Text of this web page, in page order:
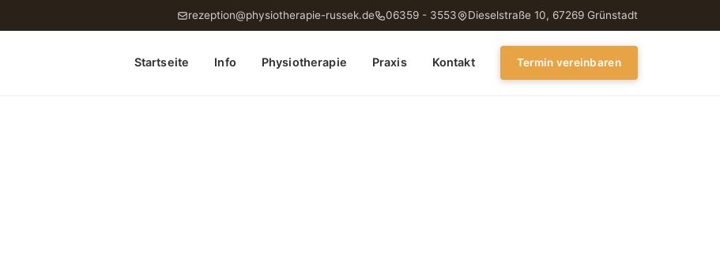
rezeption@physiotherapie-russek.de 06359 - 3553 Dieselstraße 10, 67269 Grünstadt
Startseite Info Physiotherapie Praxis Kontakt Termin vereinbaren